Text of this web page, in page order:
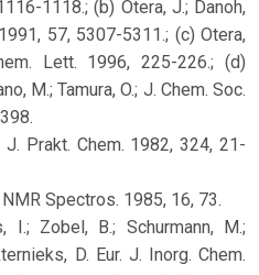
1118.; (b) Otera, J.; Danoh,
57, 5307-5311.; (c) Otera,
Lett. 1996, 225-226.; (d)
M.; Tamura, O.; J. Chem. Soc.
J. Prakt. Chem. 1982, 324, 21-
Spectros. 1985, 16, 73.
I.; Zobel, B.; Schurmann, M.;
D. Eur. J. Inorg. Chem.